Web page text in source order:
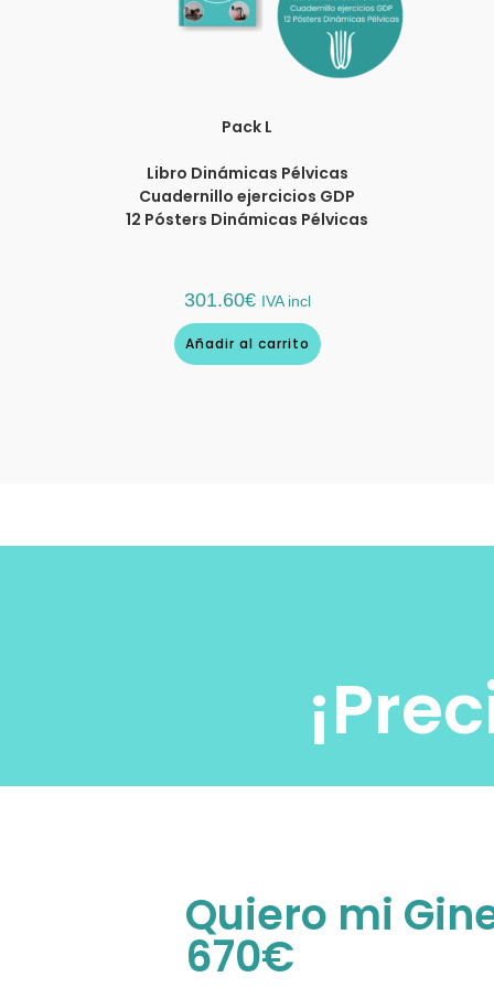
Pack L
Libro Dinámicas Pélvicas
Cuadernillo ejercicios GDP
12 Pósters Dinámicas Pélvicas
301.60€ IVA incl
Añadir al carrito
Quiero mi
670€